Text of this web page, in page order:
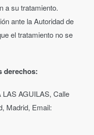
a su tratamiento.
ante la Autoridad de
el tratamiento no se
derechos:
AGUILAS, Calle
Madrid, Email: